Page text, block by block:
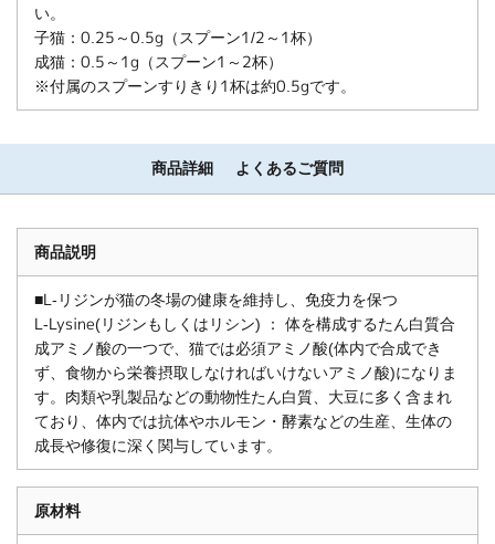
い。
子猫：0.25～0.5g（スプーン1/2～1杯）
成猫：0.5～1g（スプーン1～2杯）
※付属のスプーンすりきり1杯は約0.5gです。
商品詳細 よくあるご質問
商品説明
■L-リジンが猫の冬場の健康を維持し、免疫力を保つ
L-Lysine(リジンもしくはリシン) ： 体を構成するたん白質合
成アミノ酸の一つで、猫では必須アミノ酸(体内で合成でき
ず、食物から栄養摂取しなければいけないアミノ酸)になりま
す。肉類や乳製品などの動物性たん白質、大豆に多く含まれ
ており、体内では抗体やホルモン・酵素などの生産、生体の
成長や修復に深く関与しています。
原材料